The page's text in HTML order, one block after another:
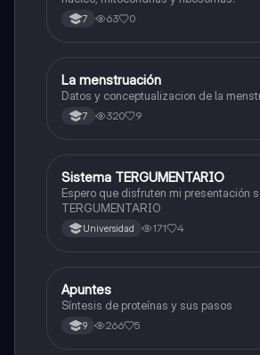
7 63 0
Biologia
La menstruación
Datos y conceptualizacion de la
7 320 9
Biologia
Sistema TERGUMENTARIO
Espero que disfruten mi presentación
TERGUMENTARIO
Universidad 171 4
Biologia
Apuntes
Síntesis de proteínas y sus pasos
9 266 5